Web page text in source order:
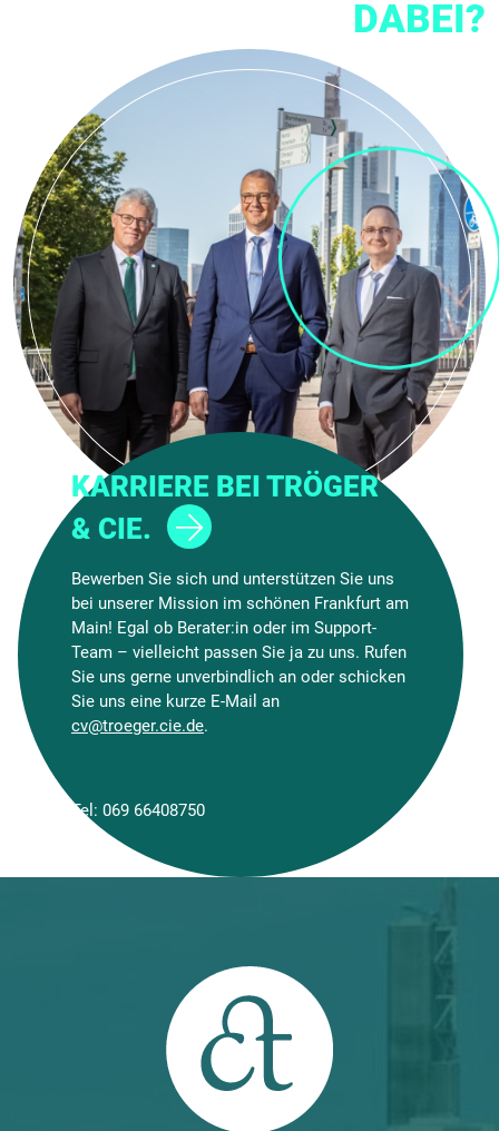
DABEI?
KARRIERE BEI TRÖGER
& CIE.
Bewerben Sie sich und unterstützen Sie uns
bei unserer Mission im schönen Frankfurt am
Main! Egal ob Berater:in oder im Support-
Team – vielleicht passen Sie ja zu uns. Rufen
Sie uns gerne unverbindlich an oder schicken
Sie uns eine kurze E-Mail an
cv@troeger.cie.de.
Tel: 069 66408750